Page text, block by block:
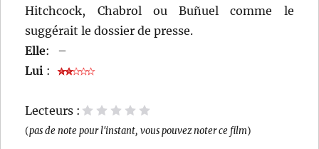
Hitchcock, Chabrol ou Buñuel comme le
suggérait le dossier de presse.
Elle:
–
Lui :
Lecteurs :
5 étoiles
4 étoiles
3 étoiles
2 étoiles
1 étoile
(pas de note pour l'instant, vous pouvez noter ce film)